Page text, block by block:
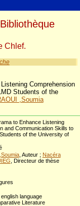
Comprehension
Students of the
,Soumia
to Enhance Listening
and Communication Skills to
of the University of
, Auteur ; Nacéra
, Directeur de thèse
language
Literature
Chlef.